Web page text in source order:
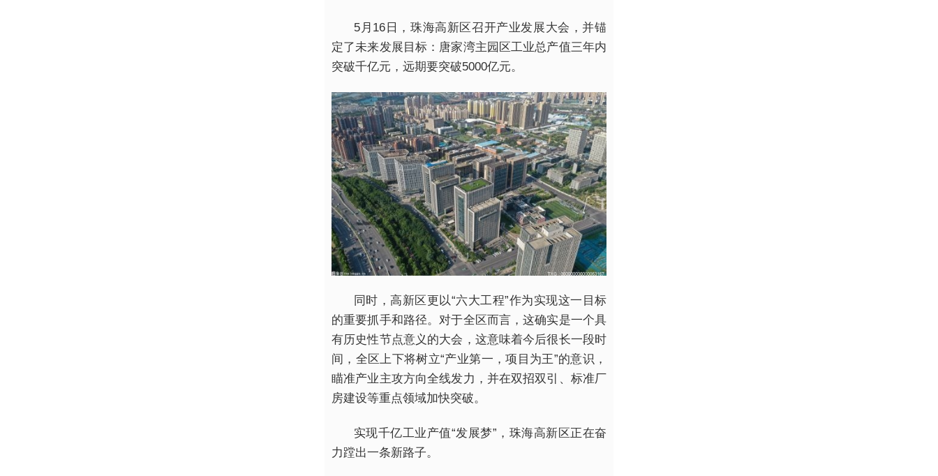
5月16日，珠海高新区召开产业发展大会，并锚
定了未来发展目标：唐家湾主园区工业总产值三年内
突破千亿元，远期要突破5000亿元。
同时，高新区更以“六大工程”作为实现这一目标
的重要抓手和路径。对于全区而言，这确实是一个具
有历史性节点意义的大会，这意味着今后很长一段时
间，全区上下将树立“产业第一，项目为王”的意识，
瞄准产业主攻方向全线发力，并在双招双引、标准厂
房建设等重点领域加快突破。
实现千亿工业产值“发展梦”，珠海高新区正在奋
力蹚出一条新路子。